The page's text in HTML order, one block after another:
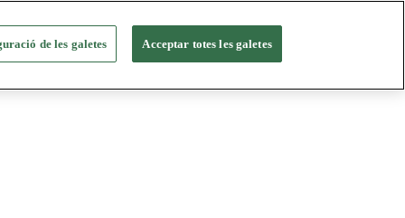
de les galetes Acceptar totes les galetes